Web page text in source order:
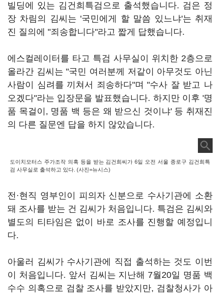
빌딩에 있는 김건희특검으로 출석했습니다. 검은 정
장 차림의 김씨는 '국민에게 할 말씀 있느냐'는 취재
진 질의에 "죄송합니다"라고 짧게 답했습니다.
에스컬레이터를 타고 특검 사무실이 위치한 2층으로
올라간 김씨는 "국민 여러분께 저같이 아무것도 아닌
사람이 심려를 끼쳐서 죄송하다"며 "수사 잘 받고 나
오겠다"라는 입장문을 발표했습니다. 하지만 이후 '명
품 목걸이, 명품 백 등은 왜 받으신 것이냐' 등 취재진
의 다른 질문엔 답을 하지 않았습니다.
도이치모터스 주가조작 의혹 등을 받는 김건희씨가 6일 오전 서울 종로구 김건희특
검 사무실로 출석하고 있다. (사진=뉴시스)
전·현직 영부인이 피의자 신분으로 수사기관에 소환
돼 조사를 받는 건 김씨가 처음입니다. 특검은 김씨와
별도의 티타임은 없이 바로 조사를 진행할 예정입니
다.
아울러 김씨가 수사기관에 직접 출석하는 것도 이번
이 처음입니다. 앞서 김씨는 지난해 7월20일 명품 백
수수 의혹으로 검찰 조사를 받았지만, 검찰청사가 아